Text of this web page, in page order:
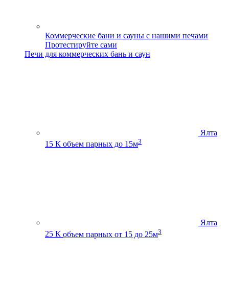
Коммерческие бани и сауны с нашими печами
Протестируйте сами
Печи для коммерческих бань и саун
Ялта
15 К объем парных до 15м3
Ялта
25 К объем парных от 15 до 25м3